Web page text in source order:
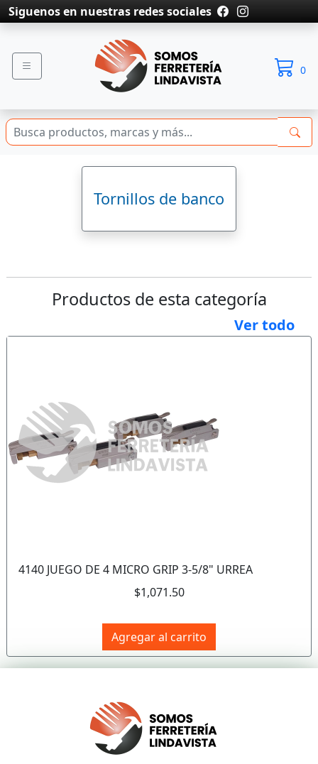
Siguenos en nuestras redes sociales
0
Tornillos de banco
Productos de esta categoría
Ver todo
4140 JUEGO DE 4 MICRO GRIP 3-5/8" URREA
$1,071.50
Agregar al carrito